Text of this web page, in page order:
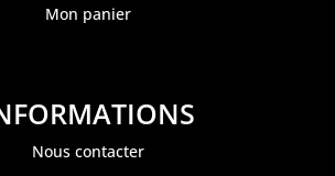
Mon panier
Nous contacter